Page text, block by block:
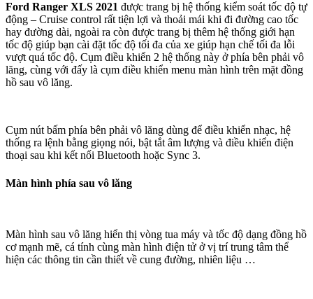
Ford Ranger XLS 2021 được trang bị hệ thống kiểm soát tốc độ tự
động – Cruise control rất tiện lợi và thoải mái khi đi đường cao tốc
hay đường dài, ngoài ra còn được trang bị thêm hệ thống giới hạn
tốc độ giúp bạn cài đặt tốc độ tối đa của xe giúp hạn chế tối đa lỗi
vượt quá tốc độ. Cụm điều khiển 2 hệ thống này ở phía bên phải vô
lăng, cùng với đấy là cụm điều khiển menu màn hình trên mặt đồng
hồ sau vô lăng.
Cụm nút bấm phía bên phải vô lăng dùng để điều khiển nhạc, hệ
thống ra lệnh bằng giọng nói, bật tắt âm lượng và điều khiển điện
thoại sau khi kết nối Bluetooth hoặc Sync 3.
Màn hình phía sau vô lăng
Màn hình sau vô lăng hiển thị vòng tua máy và tốc độ dạng đồng hồ
cơ mạnh mẽ, cá tính cùng màn hình điện tử ở vị trí trung tâm thể
hiện các thông tin cần thiết về cung đường, nhiên liệu …